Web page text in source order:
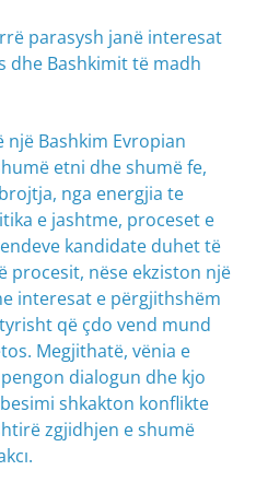
parasysh janë interesat
dhe Bashkimit të madh
një Bashkim Evropian
etni dhe shumë fe,
nga energjia te
e jashtme, proceset e
kandidate duhet të
procesit, nëse ekziston një
interesat e përgjithshëm
që çdo vend mund
Megjithatë, vënia e
dialogun dhe kjo
shkakton konflikte
zgjidhjen e shumë